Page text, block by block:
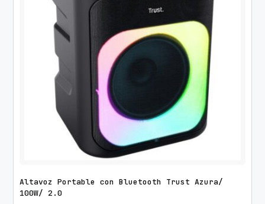
Altavoz Portable con Bluetooth Trust Azura/
100W/ 2.0